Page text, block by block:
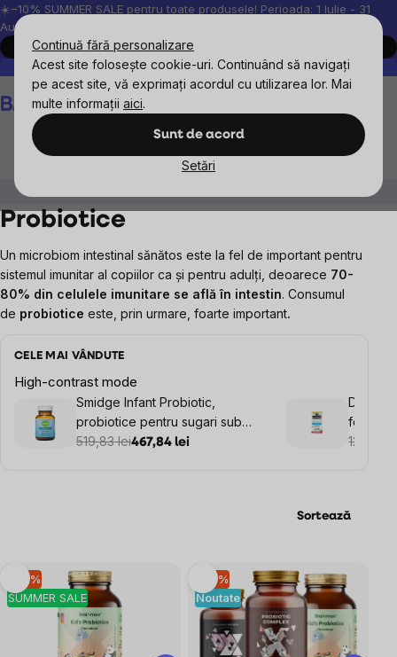
Continuă fără personalizare
Acest site folosește cookie-uri. Continuând să navigați
pe acest site, vă exprimați acordul cu utilizarea lor. Mai
multe informații aici.
Sunt de acord
Setări
Treci
la
conținut
☀️−10% SUMMER SALE pentru toate produsele! Perioada: 1 Iulie - 31
August, 2026.
Cumpără acum
Peste 200.000 de recenzii verificate
Produsele noastre sunt
Coş
de
Probiotice
Un microbiom intestinal sănătos este la fel de important pentru
sistemul imunitar al copiilor ca și pentru adulți, deoarece 70-
80% din celulele imunitare se află în intestin. Consumul
de probiotice este, prin urmare, foarte important.
CELE MAI VÂNDUTE
High-contrast mode
Smidge Infant Probiotic,
probiotice pentru sugari sub
formă de pudră, 15 g
519,83 lei467,84 lei
Dr.
verde,
129,79
Sortează
Listă
produse
SUMMER SALE
–10 %
Noutate
–10 %